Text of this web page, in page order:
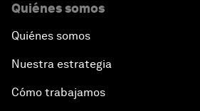
Quiénes somos
Quiénes somos
Nuestra estrategia
Cómo trabajamos